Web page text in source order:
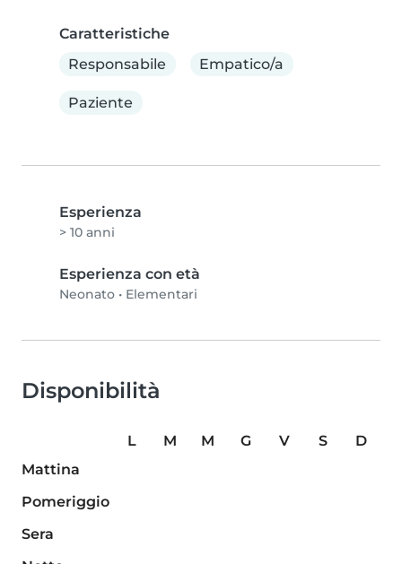
Caratteristiche
Responsabile
Empatico/a
Paziente
Esperienza
> 10 anni
Esperienza con età
Neonato • Elementari
Disponibilità
L M M G V S
D
Mattina
Pomeriggio
Sera